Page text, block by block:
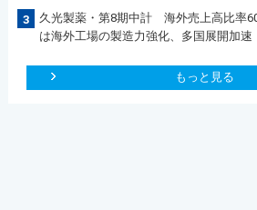
3
久光製薬・第8期中計 海外売上高比率
は海外工場の製造力強化、多国展開加速
もっと見る